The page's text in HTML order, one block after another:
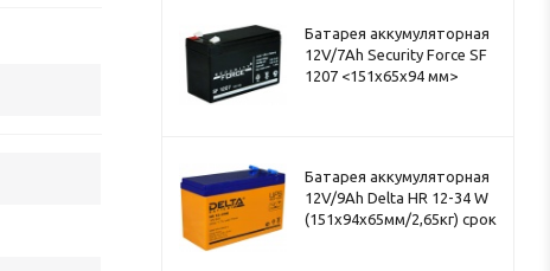
Батарея аккумуляторная
12V/7Ah Security Force SF
1207 <151x65x94 мм>
Батарея аккумуляторная
12V/9Ah Delta HR 12-34 W
(151x94x65мм/2,65кг) срок